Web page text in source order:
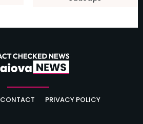
CONTACT PRIVACY POLICY